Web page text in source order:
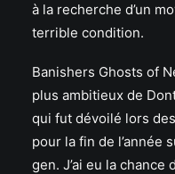
à la recherche d’un
terrible condition.
Banishers Ghosts of
plus ambitieux de
qui fut dévoilé lors
pour la fin de l’année
gen. J’ai eu la